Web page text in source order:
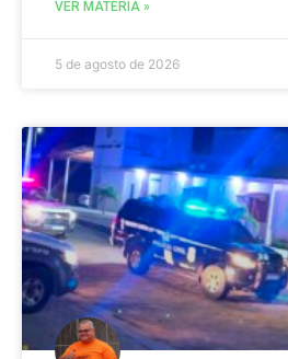
VER MATÉRIA »
5 de agosto de 2026